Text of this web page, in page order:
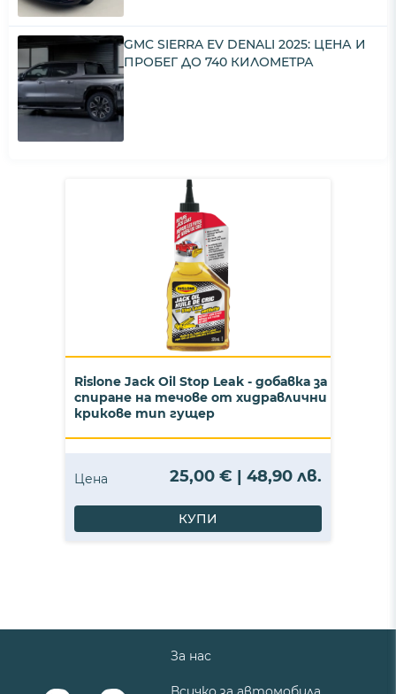
GMC SIERRA EV DENALI 2025: ЦЕНА И
ПРОБЕГ ДО 740 КИЛОМЕТРА
Rislone Jack Oil Stop Leak - добавка за
спиране на течове от хидравлични
крикове тип гущер
Цена 25,00 € | 48,90 лв.
КУПИ
За нас